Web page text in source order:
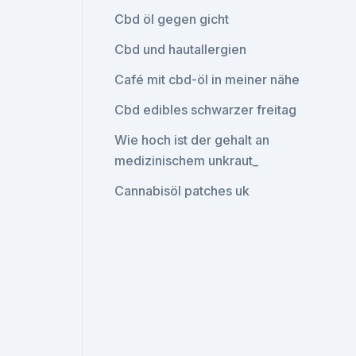
Cbd öl gegen gicht
Cbd und hautallergien
Café mit cbd-öl in meiner nähe
Cbd edibles schwarzer freitag
Wie hoch ist der gehalt an
medizinischem unkraut_
Cannabisöl patches uk